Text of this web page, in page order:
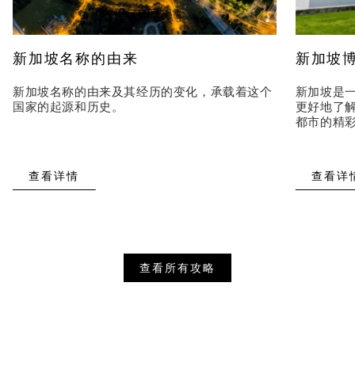
新加坡名称的由来
新加坡名称的由来及其经历的变化，承载着这个
国家的起源和历史。
查看详情
新加坡
新加坡是
更好地了
都市的精
查看详
查看所有攻略